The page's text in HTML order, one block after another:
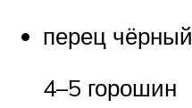
перец чёрный
4–5 горошин